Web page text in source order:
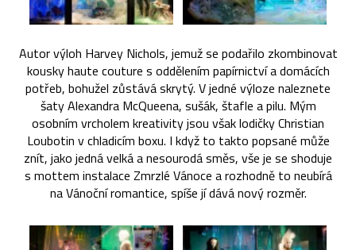
Autor výloh Harvey Nichols, jemuž se podařilo zkombinovat
kousky haute couture s oddělením papírnictví a domácích
potřeb, bohužel zůstává skrytý. V jedné výloze naleznete
šaty Alexandra McQueena, sušák, štafle a pilu. Mým
osobním vrcholem kreativity jsou však lodičky Christian
Loubotin v chladicím boxu. I když to takto popsané může
znít, jako jedná velká a nesourodá směs, vše je se shoduje
s mottem instalace Zmrzlé Vánoce a rozhodně to neubírá
na Vánoční romantice, spíše jí dává nový rozměr.